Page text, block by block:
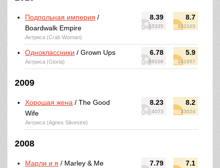
8.39
15335
8.7
102103
Подпольная империя /
Boardwalk Empire
Актриса (Crab Woman)
6.78
59108
5.9
141957
Одноклассники / Grown Ups
Актриса (Gloria)
2009
8.23
4073
8.2
33024
Хорошая жена / The Good
Wife
Актриса (Agnes Silvestre)
2008
7.79 7.1
Марли и я / Marley & Me